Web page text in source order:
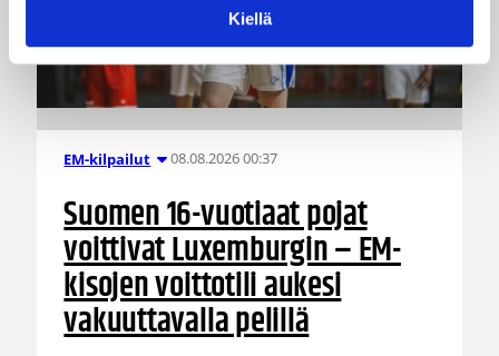
Kiellä
EM-kilpailut 08.08.2026 00:37
Suomen 16-vuotiaat pojat
voittivat Luxemburgin – EM-
kisojen voittotili aukesi
vakuuttavalla pelillä